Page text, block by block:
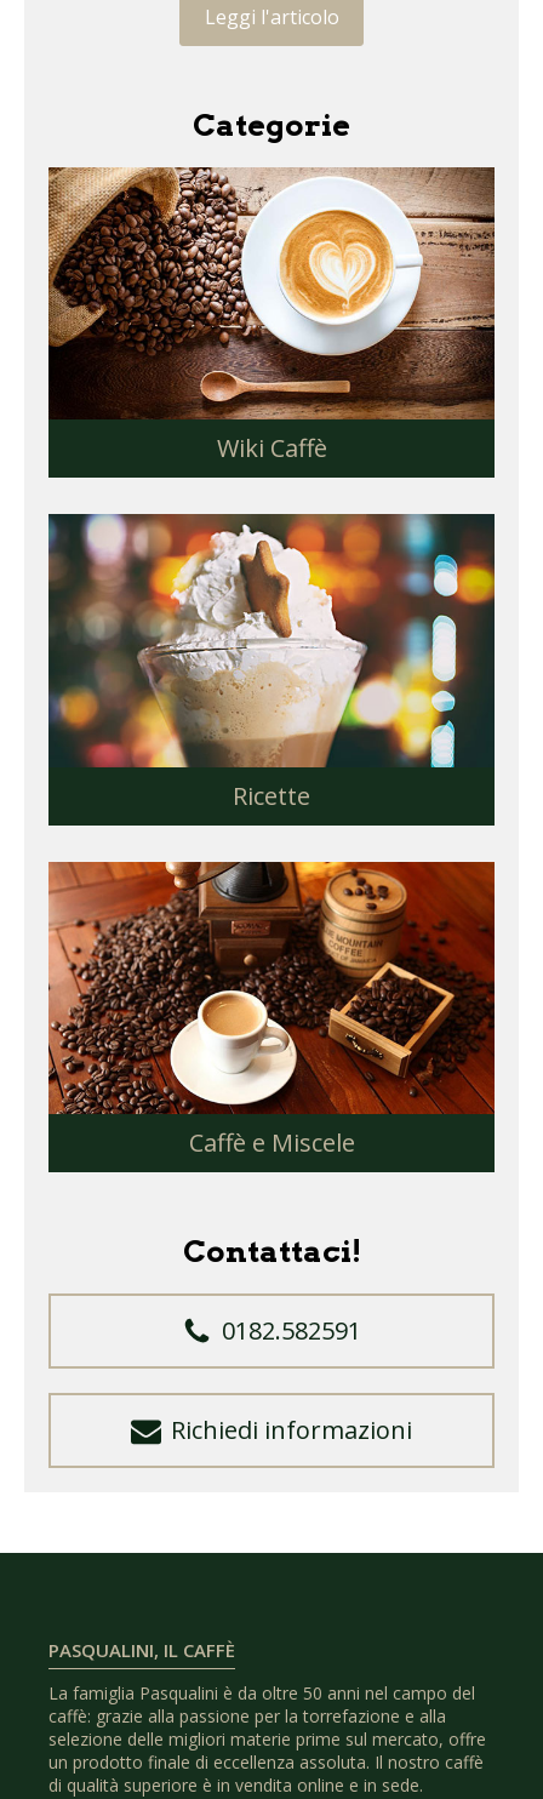
Leggi l'articolo
Categorie
Wiki Caffè
Ricette
Caffè e Miscele
Contattaci!
0182.582591
Richiedi informazioni
PASQUALINI, IL CAFFÈ
La famiglia Pasqualini è da oltre 50 anni nel campo del
caffè: grazie alla passione per la torrefazione e alla
selezione delle migliori materie prime sul mercato, offre
un prodotto finale di eccellenza assoluta. Il nostro caffè
di qualità superiore è in vendita online e in sede.